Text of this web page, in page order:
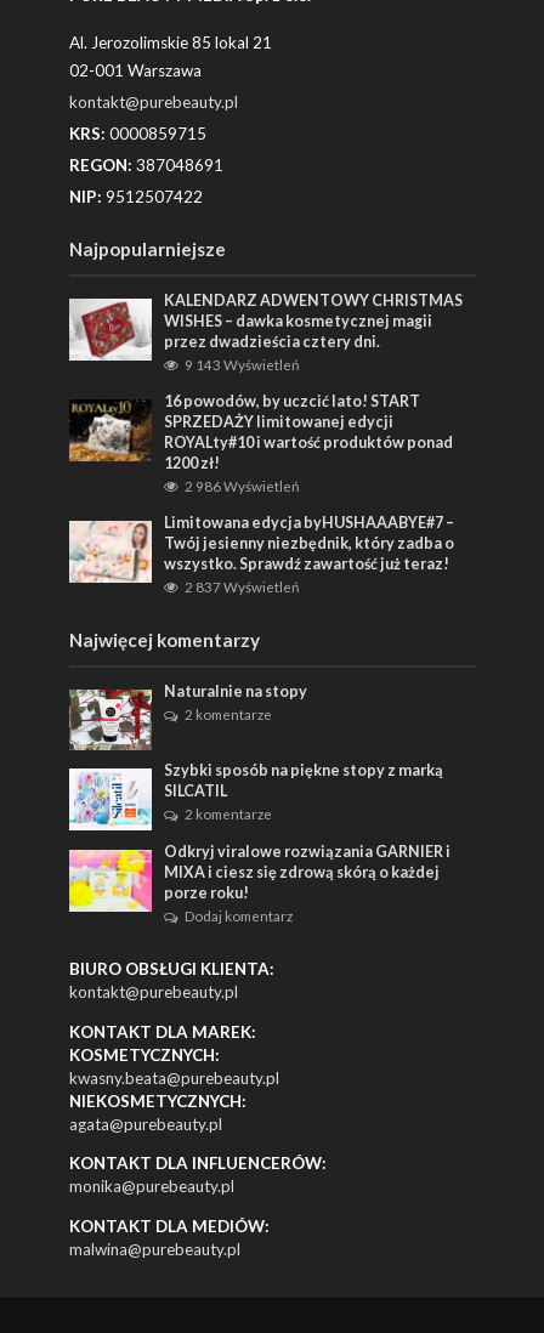
Al. Jerozolimskie 85 lokal 21
02-001 Warszawa
kontakt@purebeauty.pl
KRS: 0000859715
REGON: 387048691
NIP: 9512507422
Najpopularniejsze
KALENDARZ ADWENTOWY CHRISTMAS
WISHES – dawka kosmetycznej magii
przez dwadzieścia cztery dni.
9 143 Wyświetleń
16 powodów, by uczcić lato! START
SPRZEDAŻY limitowanej edycji
ROYALty#10 i wartość produktów ponad
1200 zł!
2 986 Wyświetleń
Limitowana edycja byHUSHAAABYE#7 –
Twój jesienny niezbędnik, który zadba o
wszystko. Sprawdź zawartość już teraz!
2 837 Wyświetleń
Najwięcej komentarzy
Naturalnie na stopy
2 komentarze
Szybki sposób na piękne stopy z marką
SILCATIL
2 komentarze
Odkryj viralowe rozwiązania GARNIER i
MIXA i ciesz się zdrową skórą o każdej
porze roku!
Dodaj komentarz
BIURO OBSŁUGI KLIENTA:
kontakt@purebeauty.pl
KONTAKT DLA MAREK:
KOSMETYCZNYCH:
kwasny.beata@purebeauty.pl
NIEKOSMETYCZNYCH:
agata@purebeauty.pl
KONTAKT DLA INFLUENCERÓW:
monika@purebeauty.pl
KONTAKT DLA MEDIÓW:
malwina@purebeauty.pl